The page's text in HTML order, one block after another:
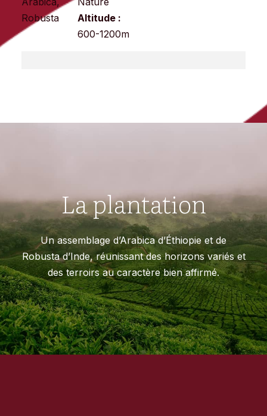
Robusta
Altitude :
600-1200m
La plantation
Un assemblage d’Arabica d’Éthiopie et de
Robusta d’Inde, réunissant des horizons variés et
des terroirs au caractère bien affirmé.